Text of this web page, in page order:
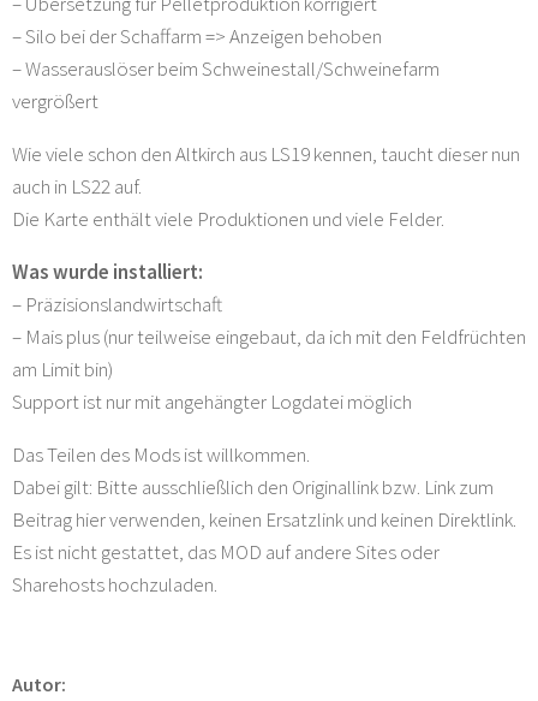
– Silo bei der Schaffarm => Anzeigen behoben
– Wasserauslöser beim Schweinestall/Schweinefarm
vergrößert
Wie viele schon den Altkirch aus LS19 kennen, taucht dieser nun
auch in LS22 auf.
Die Karte enthält viele Produktionen und viele Felder.
Was wurde installiert:
– Präzisionslandwirtschaft
– Mais plus (nur teilweise eingebaut, da ich mit den Feldfrüchten
am Limit bin)
Support ist nur mit angehängter Logdatei möglich
Das Teilen des Mods ist willkommen.
Dabei gilt: Bitte ausschließlich den Originallink bzw. Link zum
Beitrag hier verwenden, keinen Ersatzlink und keinen Direktlink.
Es ist nicht gestattet, das MOD auf andere Sites oder
Sharehosts hochzuladen.
Autor: